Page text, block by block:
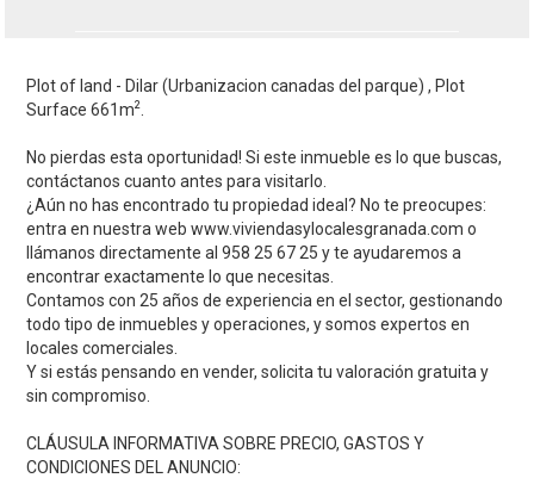
Plot of land - Dilar (Urbanizacion canadas del parque) , Plot
Surface 661m2
No pierdas esta oportunidad! Si este inmueble es lo que buscas,
contáctanos cuanto antes para visitarlo.
¿Aún no has encontrado tu propiedad ideal? No te preocupes:
entra en nuestra web www.viviendasylocalesgranada.com o
llámanos directamente al 958 25 67 25 y te ayudaremos a
encontrar exactamente lo que necesitas.
Contamos con 25 años de experiencia en el sector, gestionando
todo tipo de inmuebles y operaciones, y somos expertos en
locales comerciales.
Y si estás pensando en vender, solicita tu valoración gratuita y
sin compromiso.
CLÁUSULA INFORMATIVA SOBRE PRECIO, GASTOS Y
CONDICIONES DEL ANUNCIO: